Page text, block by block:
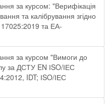
за курсом: "Верифікація
та калібрування згідно
та ЕА-
за курсом "Вимоги до
за ДСТУ EN ІSO/ІЕС
IDT; ІSO/ІЕС